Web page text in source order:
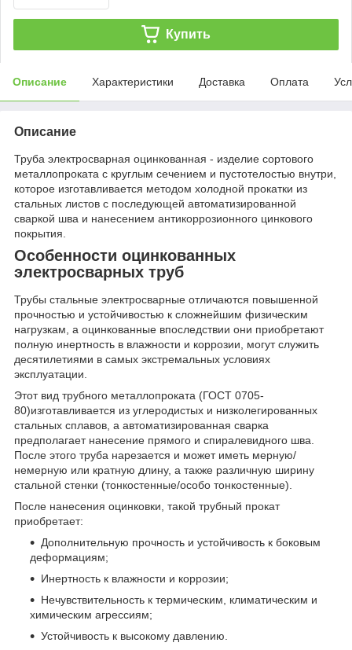
Купить
Описание Характеристики Доставка Оплата
Описание
Труба электросварная оцинкованная - изделие сортового
металлопроката с круглым сечением и пустотелостью внутри,
которое изготавливается методом холодной прокатки из
стальных листов с последующей автоматизированной
сваркой шва и нанесением антикоррозионного цинкового
покрытия.
Особенности оцинкованных
электросварных труб
Трубы стальные электросварные отличаются повышенной
прочностью и устойчивостью к сложнейшим физическим
нагрузкам, а оцинкованные впоследствии они приобретают
полную инертность в влажности и коррозии, могут служить
десятилетиями в самых экстремальных условиях
эксплуатации.
Этот вид трубного металлопроката (ГОСТ 0705-
80)изготавливается из углеродистых и низколегированных
стальных сплавов, а автоматизированная сварка
предполагает нанесение прямого и спиралевидного шва.
После этого труба нарезается и может иметь мерную/
немерную или кратную длину, а также различную ширину
стальной стенки (тонкостенные/особо тонкостенные).
После нанесения оцинковки, такой трубный прокат
приобретает:
Дополнительную прочность и устойчивость к боковым
деформациям;
Инертность к влажности и коррозии;
Нечувствительность к термическим, климатическим и
химическим агрессиям;
Устойчивость к высокому давлению.